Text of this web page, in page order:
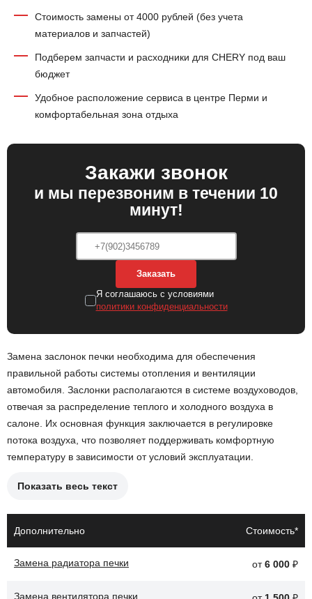
Стоимость замены от 4000 рублей (без учета
материалов и запчастей)
Подберем запчасти и расходники для CHERY под ваш
бюджет
Удобное расположение сервиса в центре Перми и
комфортабельная зона отдыха
Закажи звонок
и мы перезвоним в течении 10
минут!
Заказать
Я соглашаюсь с условиями
политики конфиденциальности
Замена заслонок печки необходима для обеспечения
правильной работы системы отопления и вентиляции
автомобиля. Заслонки располагаются в системе воздуховодов,
отвечая за распределение теплого и холодного воздуха в
салоне. Их основная функция заключается в регулировке
потока воздуха, что позволяет поддерживать комфортную
температуру в зависимости от условий эксплуатации.
Причины замены заслонок печки могут включать:
Неисправность механизма заслонки, что приводит к
Застревание заслонки в открытом или закрытом
Показать весь текст
Дополнительно Стоимость*
Замена радиатора печки от6 000 ₽
Замена вентилятора печки